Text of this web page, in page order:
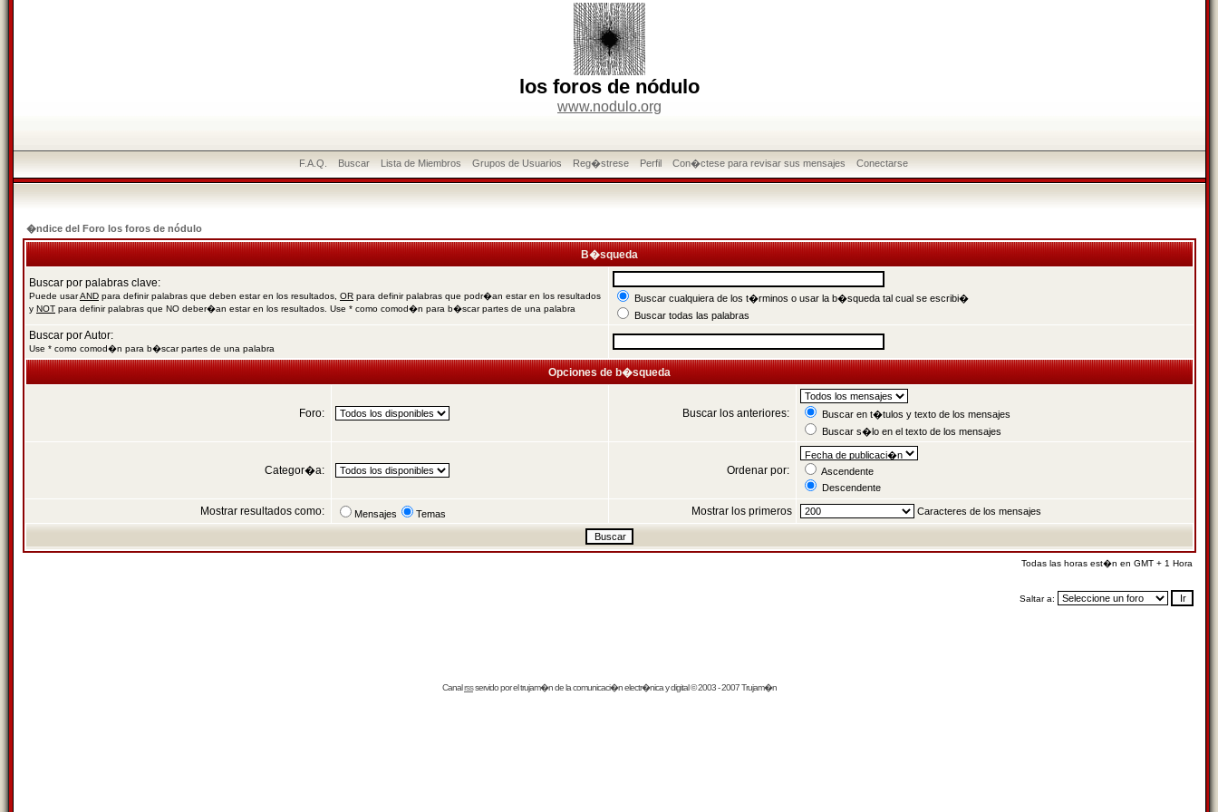
los foros de nódulo
www.nodulo.org
F.A.Q. Buscar Lista de Miembros Grupos de Usuarios Reg�strese Perfil Con�ctese para revisar sus mensajes Conectarse
�ndice del Foro los foros de nódulo
B�squeda
Buscar por palabras clave:
Puede usarAND para definir palabras que deben estar en los resultados, OR para definir palabras que podr�an estar en los resultados
y NOT para definir palabras que NO deber�an estar en los resultados. Use * como comod�n para b�scar partes de una palabra
Buscar cualquiera de los t�rminos o usar la b�squeda tal cual se escribi�
Buscar todas las palabras
Buscar por Autor:
Use * como comod�n para b�scar partes de una palabra
Opciones de b�squeda
Foro: Buscar los anteriores:
Buscar en t�tulos y texto de los mensajes
Buscar s�lo en el texto de los mensajes
Categor�a: Ordenar por:
Ascendente
Descendente
Mostrar resultados como: Mensajes Temas Mostrar los primeros Caracteres de los mensajes
Todas las horas est�n en GMT + 1 Hora
Saltar a:
Canalrssservido por eltrujam�nde la comunicaci�n electr�nica y digital © 2003 - 2007 Trujam�n